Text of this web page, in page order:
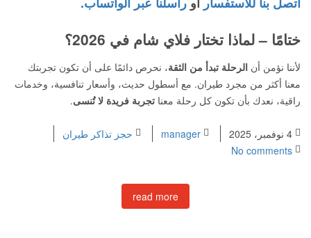
ختامًا – لماذا تختار فلاي شام في 2026؟
لأننا نؤمن أن الرحلة تبدأ من الثقة، نحرص دائمًا على أن تكون تجربتك
معنا أكثر من مجرد طيران. مع أسطول حديث، وأسعار تنافسية، وخدمات
راقية، نعدك بأن تكون كل رحلة معنا تجربة فريدة لا تُنسى.
manager
حجز تذاكر طيران
No comments
read more